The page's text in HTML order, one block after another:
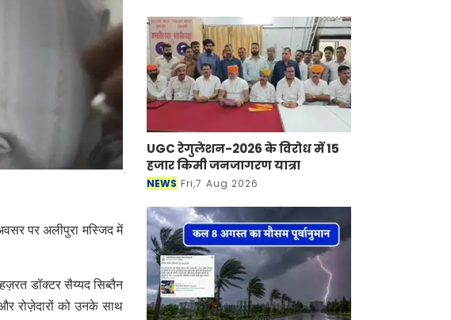
पर अलीपुरा मस्जिद में
डॉक्टर सैय्यद सिब्तैन
रोज़ेदारों को उनके साथ
concerned finance company or
bank is l
UGC रेगुलेशन-2026 के विरोध में 15
हजार किमी जनजागरण यात्रा
NEWS Fri,7 Aug 2026